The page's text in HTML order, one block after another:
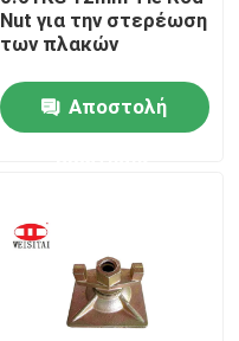
Nut για την στερέωση
των πλακών
Αποστολή